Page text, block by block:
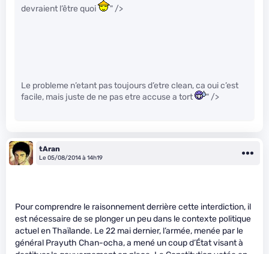
devraient l’être quoi
" />
Le probleme n’etant pas toujours d’etre clean, ca oui c’est
facile, mais juste de ne pas etre accuse a tort
" />
tAran
Le 05/08/2014 à 14h19
Pour comprendre le raisonnement derrière cette interdiction, il
est nécessaire de se plonger un peu dans le contexte politique
actuel en Thaïlande. Le 22 mai dernier, l’armée, menée par le
général Prayuth Chan-ocha, a mené un coup d’État visant à